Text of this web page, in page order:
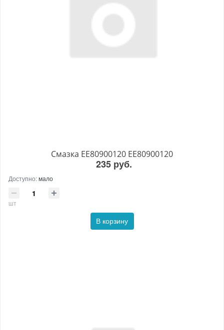
Смазка EE80900120 EE80900120
235 руб.
Доступно:мало
шт
В корзину